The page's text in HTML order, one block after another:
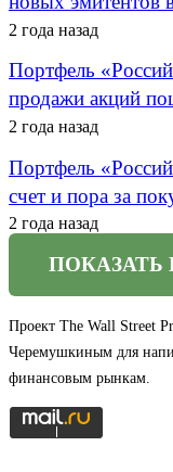
2 года назад
Портфель
продажи акций
2 года назад
Портфель
счет и пора за
2 года назад
ПОКАЗАТЬ
Проект The Wall Street
Черемушкиным для
финансовым рынкам.